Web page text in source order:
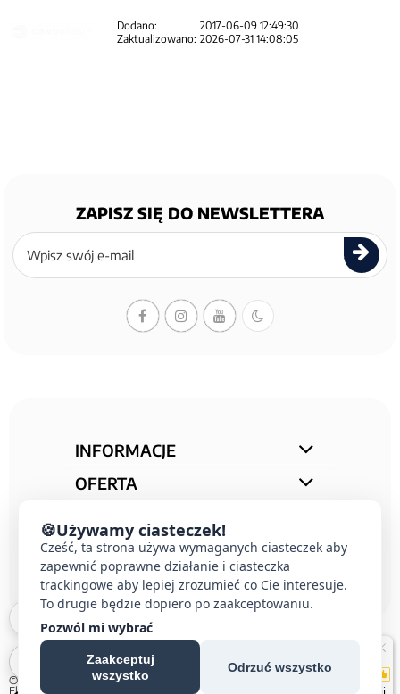
Dodano:
2017-06-09 12:49:30
Zaktualizowano: 2026-07-31 14:08:05
ZAPISZ SIĘ DO NEWSLETTERA
Zapisz
się
newslettera
INFORMACJE
OFERTA
KONTAKT
© 2026 E-DOMUS |Kontakt Simon
Electric| | All rights reserved
🍪Używamy ciasteczek!
Cześć, ta strona używa wymaganych ciasteczek aby
zapewnić poprawne działanie i ciasteczka
trackingowe aby lepiej zrozumieć co Cie interesuje.
To drugie będzie dopiero po zaakceptowaniu.
Pozwól mi wybrać
Zaakceptuj
wszystko
Odrzuć wszystko